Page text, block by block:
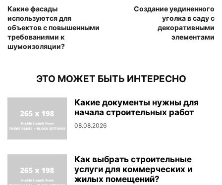
Какие фасады
используются для
объектов с повышенными
требованиями к
шумоизоляции?
Создание уединенного
уголка в саду с
декоративными
элементами
ЭТО МОЖЕТ БЫТЬ ИНТЕРЕСНО
Какие документы нужны для
начала строительных работ
08.08.2026
Как выбрать строительные
услуги для коммерческих и
жилых помещений?